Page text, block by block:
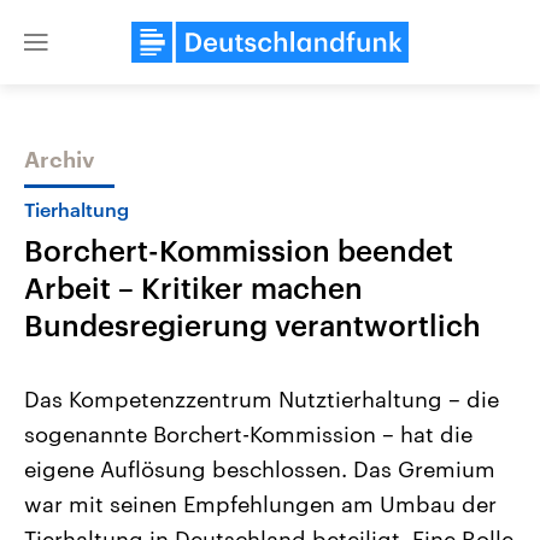
Close
Themen
2026
Alle Informationen
Sachsen-Anhalt wählt am 6.
September 2026 einen neuen
Landtag. Seit 2021 wird das
Bundesland von einer Koalition aus
Aktuelle Beiträge,
Hintergründe
Wirtschaftlich und
gehören die Vereinigten
den mächtigsten Ländern
mit großem Einfluss auf
Archiv
Tierhaltung
Borchert-Kommission beendet
Arbeit – Kritiker machen
Bundesregierung verantwortlich
Das Kompetenzzentrum Nutztierhaltung – die
sogenannte Borchert-Kommission – hat die
eigene Auflösung beschlossen. Das Gremium
war mit seinen Empfehlungen am Umbau der